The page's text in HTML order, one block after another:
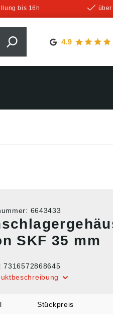
bis 16h
6643433
SKF 35 mm
7316572868645
Stückpreis